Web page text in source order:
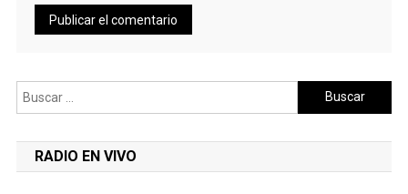
Buscar:
RADIO EN VIVO